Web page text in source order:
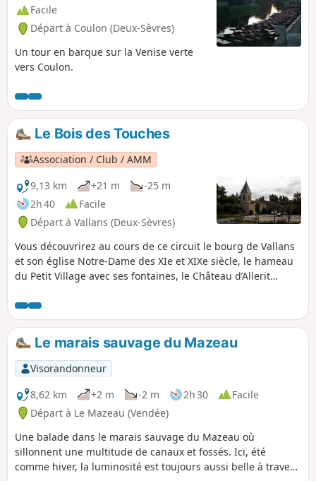
Facile
Départ à Coulon (Deux-Sèvres)
Un tour en barque sur la Venise verte
vers Coulon.
Le Bois des Touches
Association / Club / AMM
9,13 km
+21 m
-25 m
2h 40
Facile
Départ à Vallans (Deux-Sèvres)
Vous découvrirez au cours de ce circuit le bourg de Vallans
et son église Notre-Dame des XIe et XIXe siècle, le hameau
du Petit Village avec ses fontaines, le Château d’Allerit
Touches, arrosé par la Courance, des biefs, des ruisseaux,
des lavoirs et des fontaines.
Le marais sauvage du Mazeau
Visorandonneur
8,62 km
+2 m -2 m 2h 30
Facile
Départ à Le Mazeau (Vendée)
Une balade dans le marais sauvage du Mazeau où
sillonnent une multitude de canaux et fossés. Ici, été
comme hiver, la luminosité est toujours aussi belle à travers